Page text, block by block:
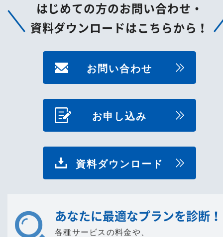
はじめての方のお問い合わせ・
資料ダウンロードはこちらから！
お問い合わせ
お申し込み
資料ダウンロード
あなたに最適なプランを診断！
各種サービスの料金や、